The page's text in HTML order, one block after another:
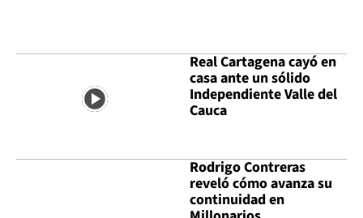
Real Cartagena cayó en
casa ante un sólido
Independiente Valle del
Cauca
Rodrigo Contreras
reveló cómo avanza su
continuidad en